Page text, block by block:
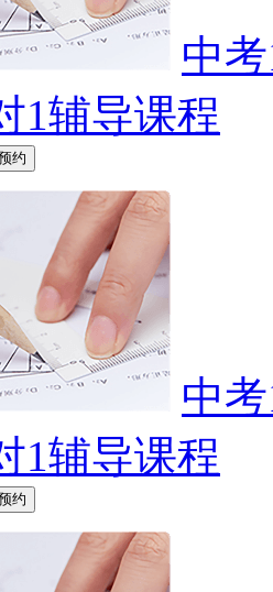
中
1辅导课程
约
中
1辅导课程
约